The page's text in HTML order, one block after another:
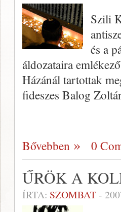
Szili
és a
áldozataira
Házánál tartottak
fideszes Balog
Bővebben 0
ŰRÖK A
ÍRTA: SZOMBAT-